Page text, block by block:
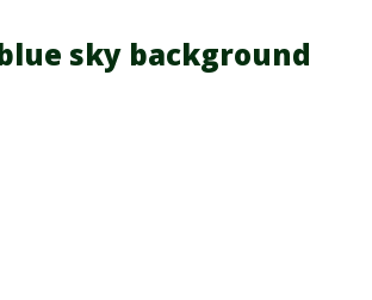
sky background